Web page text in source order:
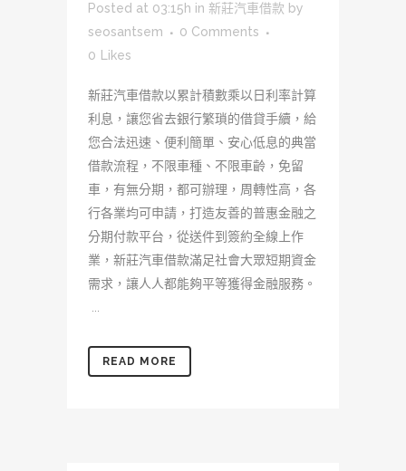
Posted at 03:15h in 新莊汽車借款 by
seosantsem
0 Comments
0 Likes
新莊汽車借款以累計積數乘以日利率計算
利息，讓您省去銀行繁瑣的借貸手續，給
您合法迅速、便利簡單、安心低息的典當
借款流程，不限車種、不限車齡，免留
車，有無分期，都可辦理，周轉性高，各
行各業均可申請，打造友善的普惠金融之
分期付款平台，從送件到簽約全線上作
業，新莊汽車借款滿足社會大眾短期資金
需求，讓人人都能夠平等獲得金融服務。
...
READ MORE